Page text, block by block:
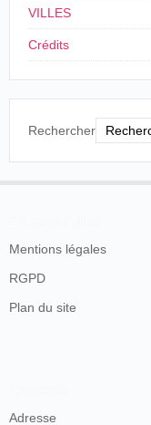
VILLES
Crédits
Rechercher
Mentions légales
RGPD
Plan du site
Adresse